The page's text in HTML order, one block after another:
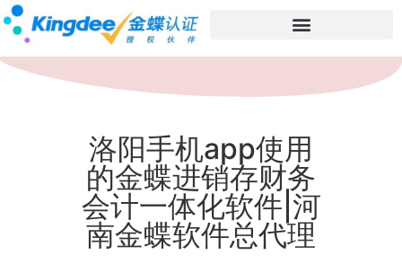
洛阳手机app使用
的金蝶进销存财务
会计一体化软件|河
南金蝶软件总代理